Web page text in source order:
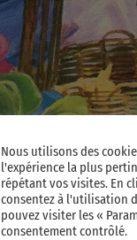
Nous utilisons des
l'expérience la plus
répétant vos visites. En
consentez à l'utilisation
pouvez visiter les «
consentement contrôlé.